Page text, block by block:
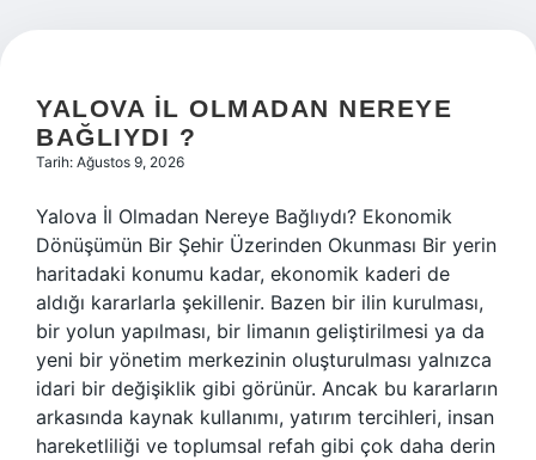
YALOVA IL OLMADAN NEREYE
BAĞLIYDI ?
Tarih: Ağustos 9, 2026
Yalova İl Olmadan Nereye Bağlıydı? Ekonomik
Dönüşümün Bir Şehir Üzerinden Okunması Bir yerin
haritadaki konumu kadar, ekonomik kaderi de
aldığı kararlarla şekillenir. Bazen bir ilin kurulması,
bir yolun yapılması, bir limanın geliştirilmesi ya da
yeni bir yönetim merkezinin oluşturulması yalnızca
idari bir değişiklik gibi görünür. Ancak bu kararların
arkasında kaynak kullanımı, yatırım tercihleri, insan
hareketliliği ve toplumsal refah gibi çok daha derin